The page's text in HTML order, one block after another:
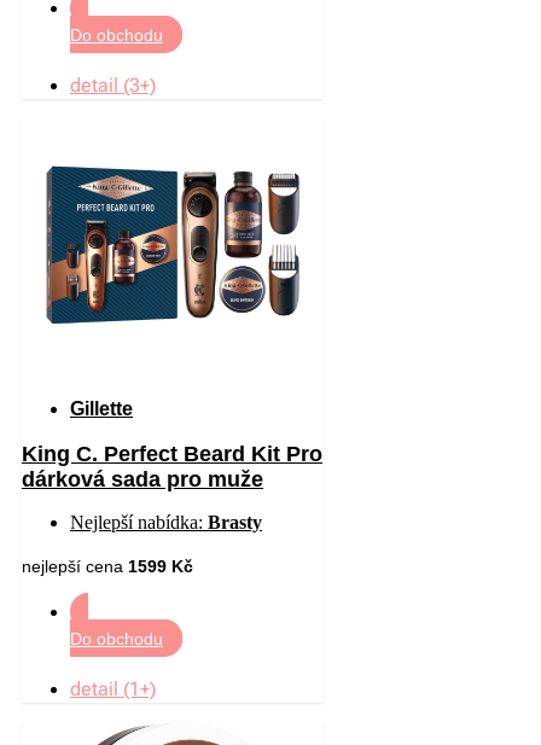
Do obchodu
detail (3+)
Gillette
King C. Perfect Beard Kit Pro
dárková sada pro muže
Nejlepší nabídka: Brasty
nejlepší cena 1599 Kč
Do obchodu
detail (1+)